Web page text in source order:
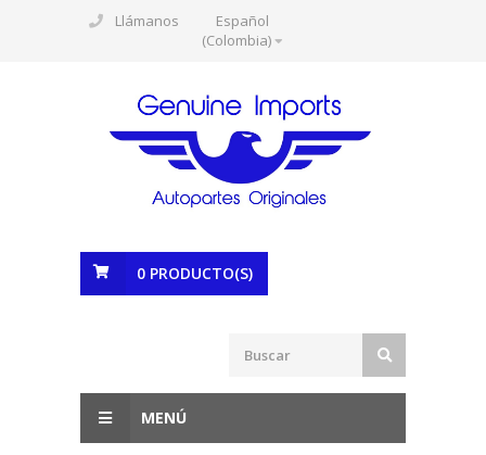
Llámanos
Español
(Colombia)
0 PRODUCTO(S)
MENÚ